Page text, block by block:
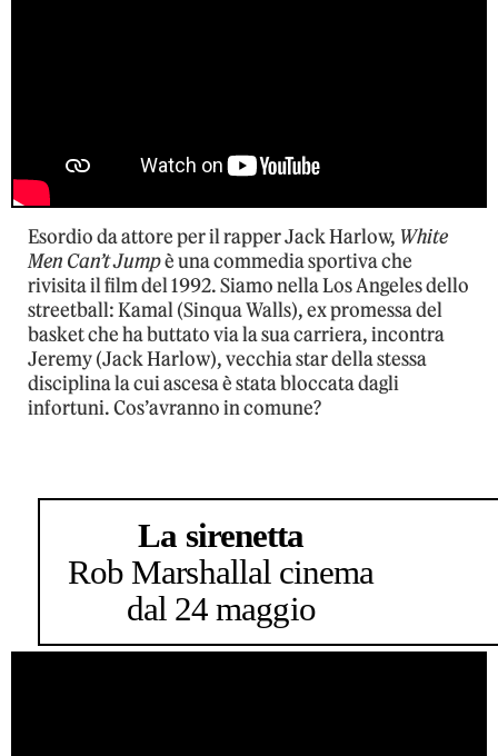
Esordio da attore per il rapper Jack Harlow, White
Men Can’t Jumpè una commedia sportiva che
rivisita il film del 1992. Siamo nella Los Angeles dello
streetball: Kamal (Sinqua Walls), ex promessa del
basket che ha buttato via la sua carriera, incontra
Jeremy (Jack Harlow), vecchia star della stessa
disciplina la cui ascesa è stata bloccata dagli
infortuni. Cos’avranno in comune?
La sirenetta
Rob Marshallal cinema
dal 24 maggio